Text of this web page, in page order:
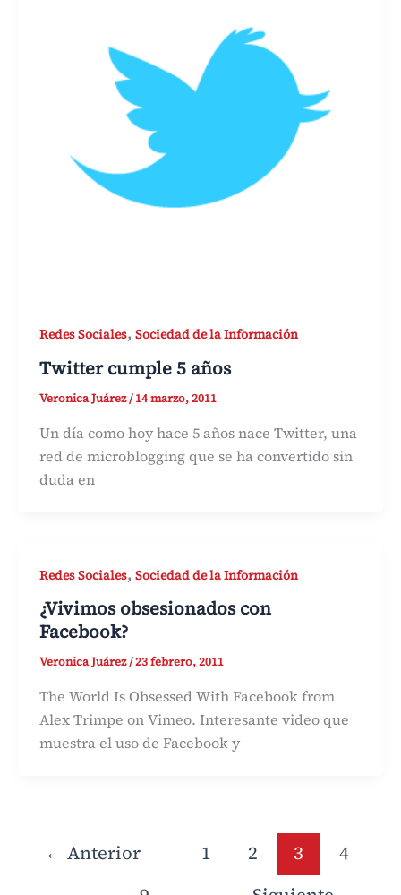
Redes Sociales, Sociedad de la Información
Twitter cumple 5 años
Veronica Juárez/14 marzo, 2011
Un día como hoy hace 5 años nace Twitter, una
red de microblogging que se ha convertido sin
duda en
Redes Sociales, Sociedad de la Información
¿Vivimos obsesionados con
Facebook?
Veronica Juárez/23 febrero, 2011
The World Is Obsessed With Facebook from
Alex Trimpe on Vimeo. Interesante video que
muestra el uso de Facebook y
← Anterior 1 2 3
4